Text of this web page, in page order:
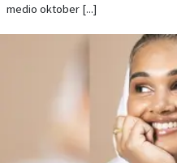
medio oktober [...]